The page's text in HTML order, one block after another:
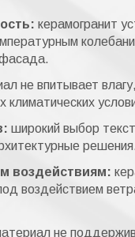
керамогранит
не впитывает
климатических
широкий выбор
воздействиям:
воздействием
не